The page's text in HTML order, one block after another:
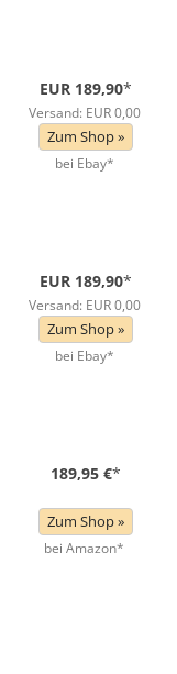
EUR 189,90*
Versand: EUR 0,00
Zum Shop »
bei Ebay*
EUR 189,90*
Versand: EUR 0,00
Zum Shop »
bei Ebay*
189,95 €*
Zum Shop »
bei Amazon*